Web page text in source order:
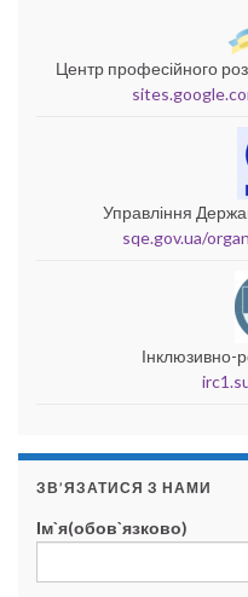
Центр професійного
Управління
sqe.gov.ua/
Інклюзивно-
ЗВ’ЯЗАТИСЯ З НАМИ
Ім`я(обов`язково)